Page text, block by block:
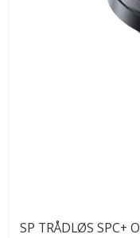
SP TRÅDLØS SPC+